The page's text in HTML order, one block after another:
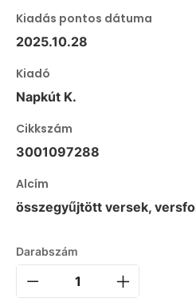
Kiadás pontos dátuma
2025.10.28
Kiadó
Napkút K.
Cikkszám
3001097288
Alcím
összegyűjtött versek,
Darabszám